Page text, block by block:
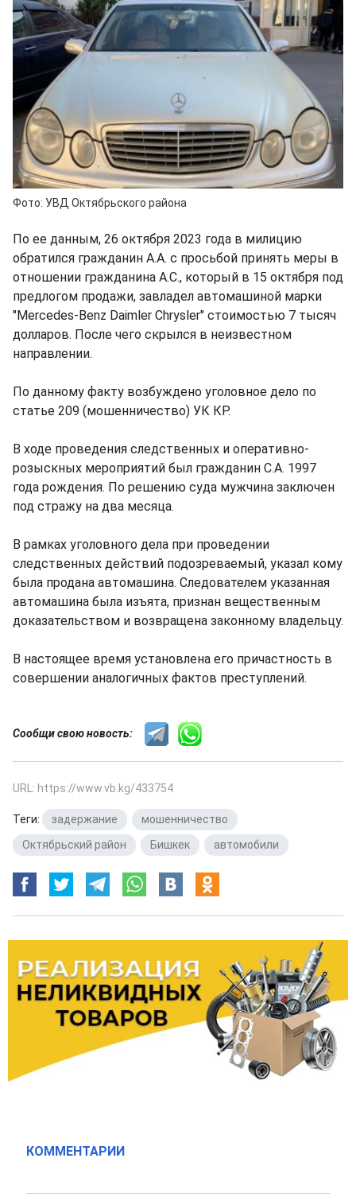
Фото: УВД Октябрьского района
По ее данным, 26 октября 2023 года в милицию
обратился гражданин А.А. с просьбой принять меры в
отношении гражданина А.С., который в 15 октября под
предлогом продажи, завладел автомашиной марки
"Mercedes-Benz Daimler Chrysler" стоимостью 7 тысяч
долларов. После чего скрылся в неизвестном
направлении.
По данному факту возбуждено уголовное дело по
статье 209 (мошенничество) УК КР.
В ходе проведения следственных и оперативно-
розыскных мероприятий был гражданин С.А. 1997
года рождения. По решению суда мужчина заключен
под стражу на два месяца.
В рамках уголовного дела при проведении
следственных действий подозреваемый, указал кому
была продана автомашина. Следователем указанная
автомашина была изъята, признан вещественным
доказательством и возвращена законному владельцу.
В настоящее время установлена его причастность в
совершении аналогичных фактов преступлений.
Сообщи свою новость:
URL: https://www.vb.kg/433754
Теги: задержание мошенничество
Октябрьский район
Бишкек автомобили
КОММЕНТАРИИ